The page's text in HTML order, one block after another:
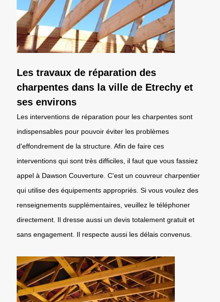
Les travaux de réparation des
charpentes dans la ville de Etrechy et
ses environs
Les interventions de réparation pour les charpentes sont
indispensables pour pouvoir éviter les problèmes
d'effondrement de la structure. Afin de faire ces
interventions qui sont très difficiles, il faut que vous fassiez
appel à Dawson Couverture. C'est un couvreur charpentier
qui utilise des équipements appropriés. Si vous voulez des
renseignements supplémentaires, veuillez le téléphoner
directement. Il dresse aussi un devis totalement gratuit et
sans engagement. Il respecte aussi les délais convenus.